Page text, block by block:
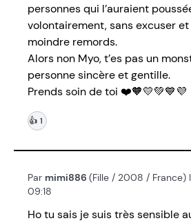
personnes qui l’auraient
volontairement, sans excuser
moindre remords.
Alors non Myo, t’es pas un
personne sincère et gentille.
Prends soin de toi ❤️🧡💛💚💙💜
👍 1
Par mimi886 (Fille / 2008 / France)
09:18
Ho tu sais je suis très sensible